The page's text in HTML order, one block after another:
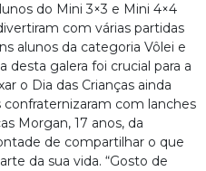
do Mini 3×3 e Mini 4×4
com várias partidas
alunos da categoria Vôlei e
desta galera foi crucial para a
o Dia das Crianças ainda
com lanches
Morgan, 17 anos, da
de compartilhar o que
da sua vida. “Gosto de